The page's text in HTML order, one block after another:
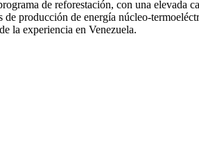
de reforestación, con una elevada
de producción de energía núcleo-
la experiencia en Venezuela.